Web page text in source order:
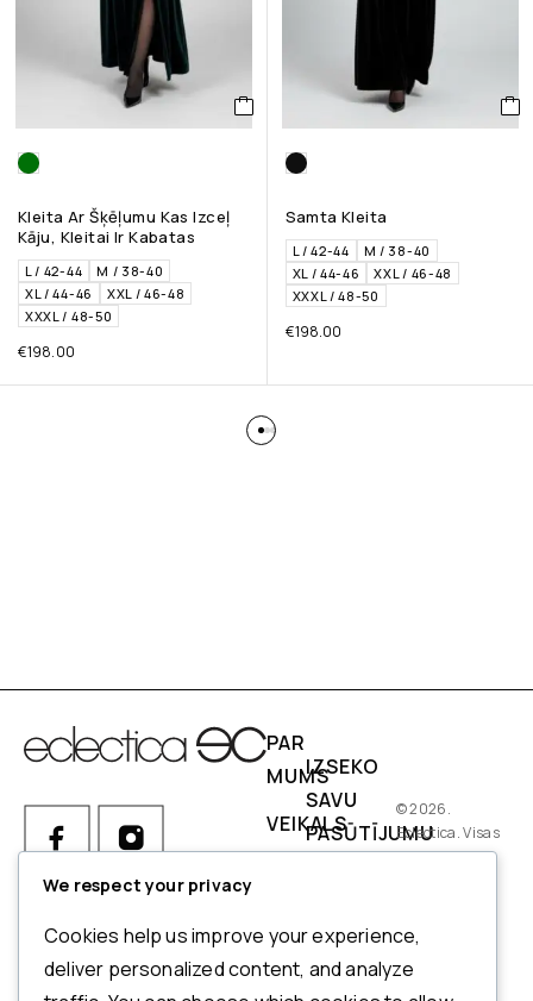
Kleita Ar Šķēļumu Kas Izceļ
Kāju, Kleitai Ir Kabatas
L / 42-44
M / 38-40
XL / 44-46
XXL / 46-48
XXXL / 48-50
€198.00
Samta Kleita
L / 42-44
M / 38-40
XL / 44-46
XXL / 46-48
XXXL / 48-50
€198.00
Ja Jums ir kādi jautājumi par
pasūtījumu, produktiem vai
mūsu pakalpojumiem,
PAR
MUMS
VEIKALS
IZSEKO
SAVU
PASŪTĪJUMU
NORĒĶINI
© 2026.
Eclectica. Visas
tiesības
We respect your privacy
Cookies help us improve your experience,
deliver personalized content, and analyze